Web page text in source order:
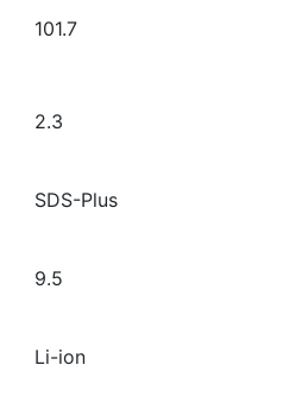
101.7
2.3
SDS-Plus
9.5
Li-ion